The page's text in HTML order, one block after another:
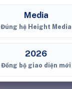
Media
Đúng hệ Height Media
2026
Đồng bộ giao diện mới